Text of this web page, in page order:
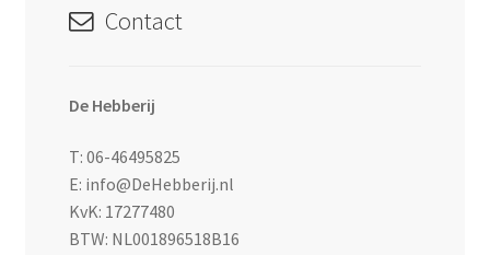
Contact
De Hebberij
T: 06-46495825
E: info@DeHebberij.nl
KvK: 17277480
BTW: NL001896518B16